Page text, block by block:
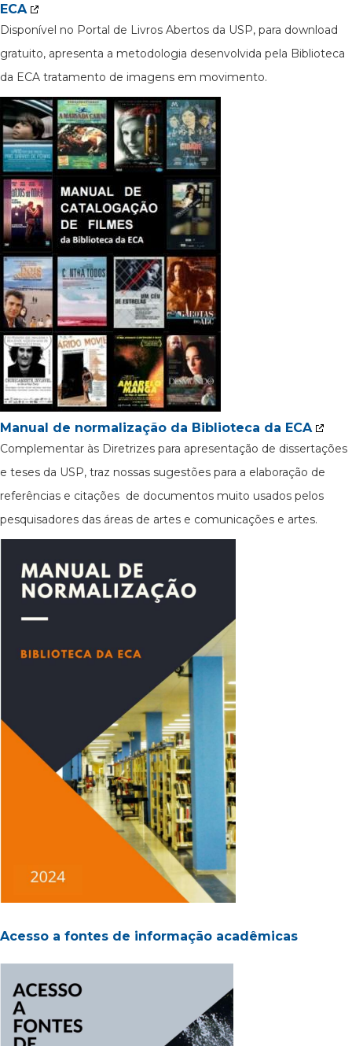
ECA
Disponível no Portal de Livros Abertos da USP, para download
gratuito, apresenta a metodologia desenvolvida pela Biblioteca
da ECA tratamento de imagens em movimento.
Manual de normalização da Biblioteca da ECA
Complementar às Diretrizes para apresentação de dissertações
e teses da USP, traz nossas sugestões para a elaboração de
referências e citações de documentos muito usados pelos
pesquisadores das áreas de artes e comunicações e artes.
Acesso a fontes de informação acadêmicas